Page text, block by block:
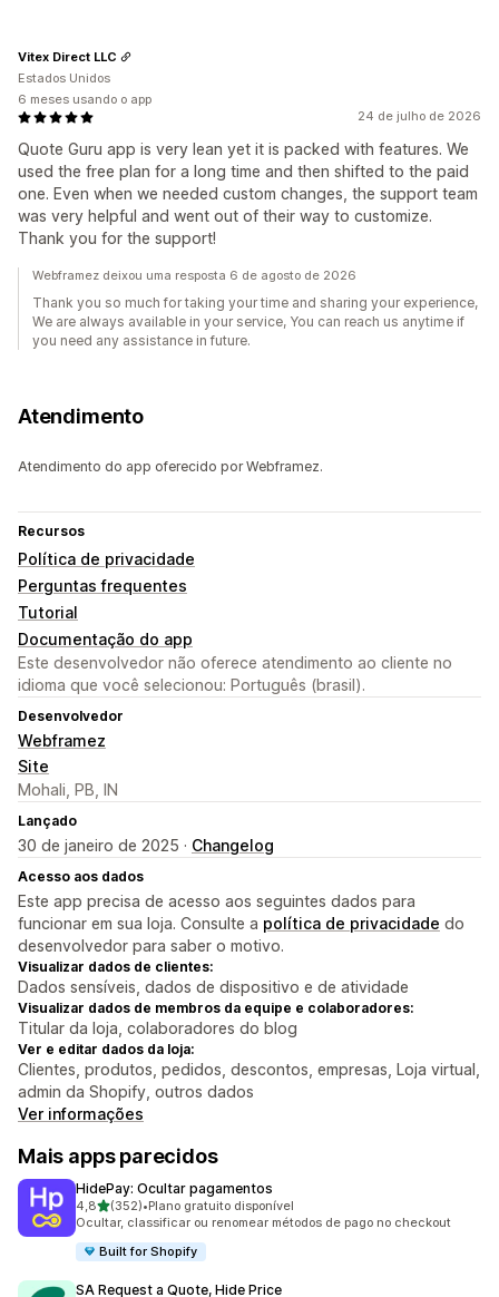
24 de julho de 2026
Quote Guru app is very lean yet it is packed with features. We
used the free plan for a long time and then shifted to the paid
one. Even when we needed custom changes, the support team
was very helpful and went out of their way to customize.
Thank you for the support!
Vitex Direct LLC
Estados Unidos
6 meses usando o app
Webframez deixou uma resposta 6 de agosto de 2026
Thank you so much for taking your time and sharing your experience,
We are always available in your service, You can reach us anytime if
you need any assistance in future.
Atendimento
Atendimento do app oferecido por Webframez.
Recursos
Política de privacidade
Perguntas frequentes
Tutorial
Documentação do app
Este desenvolvedor não oferece atendimento ao cliente no
idioma que você selecionou: Português (brasil).
Desenvolvedor
Webframez
Site
Mohali, PB, IN
Lançado
30 de janeiro de 2025 · Changelog
Acesso aos dados
Este app precisa de acesso aos seguintes dados para
funcionar em sua loja. Consulte a política de privacidade do
desenvolvedor para saber o motivo.
Visualizar dados de clientes:
Dados sensíveis, dados de dispositivo e de atividade
Visualizar dados de membros da equipe e colaboradores:
Titular da loja, colaboradores do blog
Ver e editar dados da loja:
Clientes, produtos, pedidos, descontos, empresas, Loja virtual,
admin da Shopify, outros dados
Ver informações
Mais apps parecidos
HidePay: Ocultar pagamentos
4,8de 5 estrelas
(352)
352 avaliações ao todo
•Plano gratuito disponível
Ocultar, classificar ou renomear métodos de pago no checkout
Built for Shopify
SA Request a Quote, Hide Price